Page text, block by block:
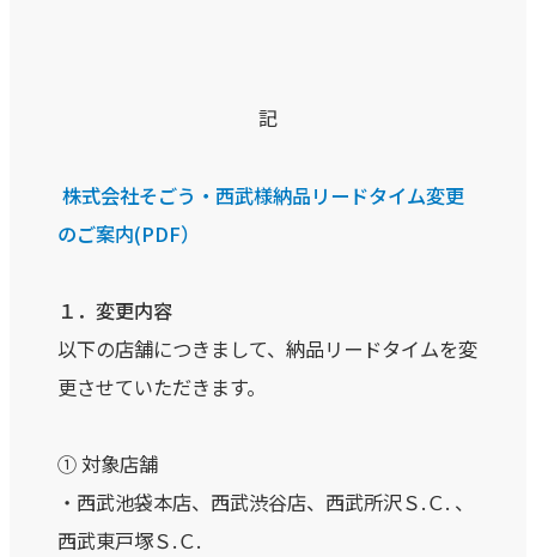
記
株式会社そごう・西武様納品リードタイム変更
のご案内(PDF）
１．変更内容
以下の店舗につきまして、納品リードタイムを変
更させていただきます。
① 対象店舗
・西武池袋本店、西武渋谷店、西武所沢Ｓ.Ｃ. 、
西武東戸塚Ｓ.Ｃ.